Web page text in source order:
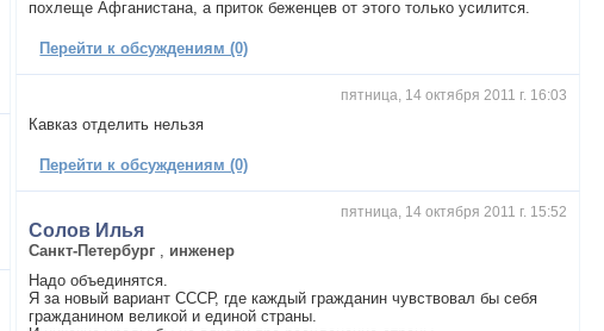
похлеще Афганистана, а приток беженцев от этого только усилится.
Перейти к обсуждениям (0)
пятница, 14 октября 2011 г. 16:03
Кавказ отделить нельзя
Перейти к обсуждениям (0)
пятница, 14 октября 2011 г. 15:52
Солов Илья
Санкт-Петербург
инженер
Надо объединятся.
Я за новый вариант СССР, где каждый гражданин чувствовал бы себя
гражданином великой и единой страны.